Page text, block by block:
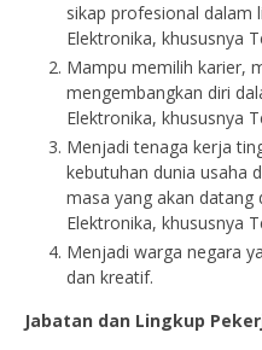
sikap profesional dalam
Elektronika, khususnya
Mampu memilih karier,
mengembangkan diri
Elektronika, khususnya
Menjadi tenaga kerja
kebutuhan dunia usaha
masa yang akan datang
Elektronika, khususnya
Menjadi warga negara
dan kreatif.
Jabatan dan Lingkup